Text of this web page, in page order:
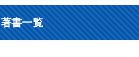
著書一覧